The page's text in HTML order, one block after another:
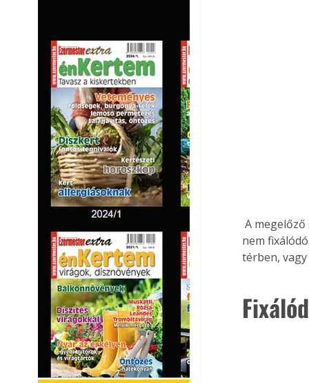
tárolható h
A megelőző szerek általában kétféle bevonatot biztosítanak. A faanyagban kezelés után
nem
térben,